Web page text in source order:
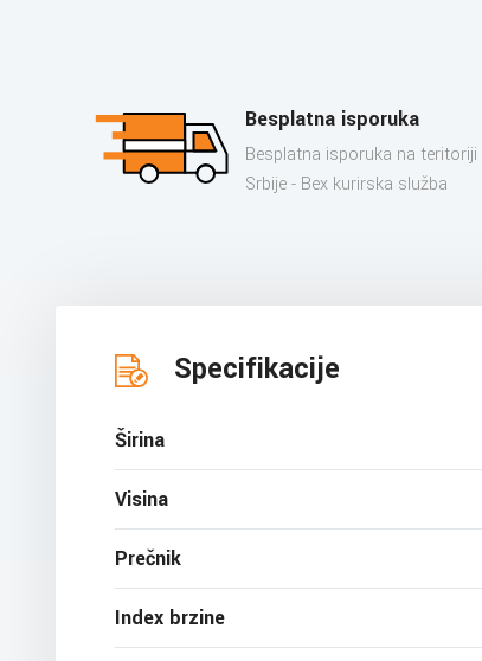
Besplatna isporuka
Besplatna isporuka na teritoriji
Srbije - Bex kurirska služba
Specifikacije
Širina
Visina
Prečnik
Index brzine